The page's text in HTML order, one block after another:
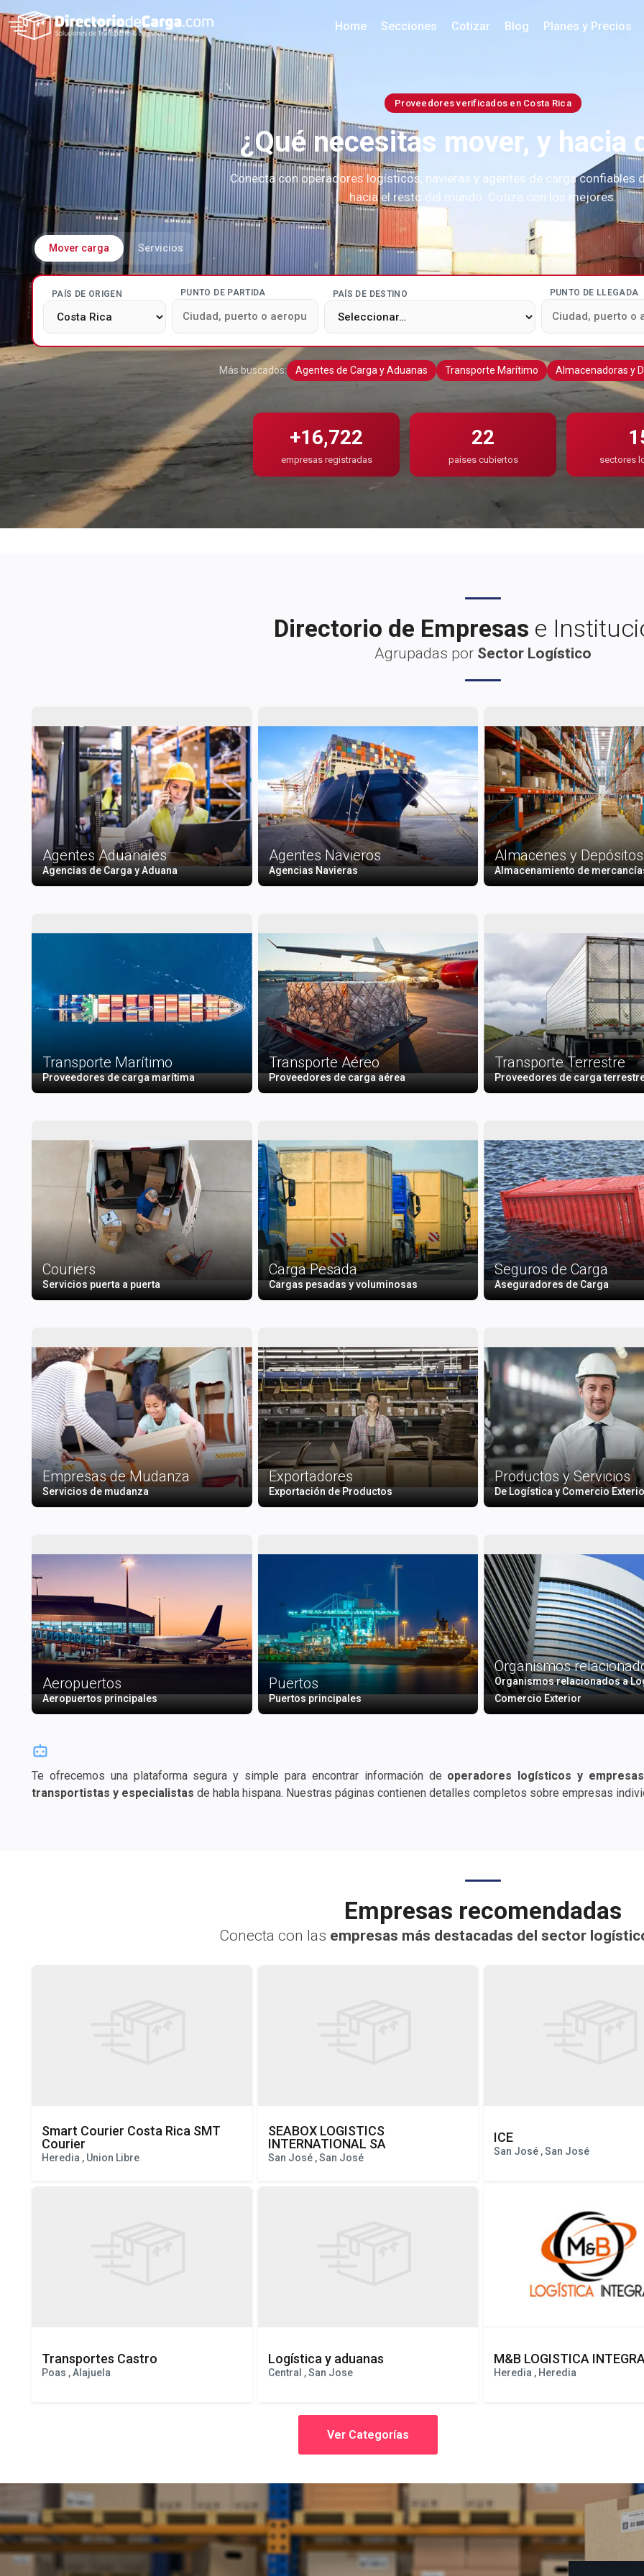
Home Secciones Cotizar Blog Planes y Precios
Proveedores verificados en Costa Rica
¿Qué necesitas mover, y hacia
Conecta con operadores logísticos, navieras y agentes de carga confiables
hacia el resto del mundo. Cotiza con los mejores.
Mover carga Servicios
PAÍS DE ORIGEN PUNTO DE PARTIDA PAÍS DE DESTINO PUNTO DE LLEGADA
Más buscados: Agentes de Carga y Aduanas Transporte Marítimo Almacenadoras y
+16,722
empresas registradas
22
países cubiertos sectores
Directorio de Empresas e
Agrupadas por Sector Logístico
Agentes Aduanales
Agencias de Carga y Aduana
Agentes Navieros
Agencias Navieras
Almacenes y Depósitos
Almacenamiento de
Transporte Marítimo
Proveedores de carga marítima
Transporte Aéreo
Proveedores de carga aérea
Transporte Terrestre
Proveedores de carga
Couriers
Servicios puerta a puerta
Carga Pesada
Cargas pesadas y voluminosas
Seguros de Carga
Aseguradores de Carga
Empresas de Mudanza
Servicios de mudanza
Exportadores
Exportación de Productos
Productos y Servicios
De Logística y Comercio
Aeropuertos
Aeropuertos principales
Puertos
Puertos principales
Organismos
Organismos relacionados a
Comercio Exterior
Te ofrecemos una plataforma segura y simple para encontrar información de operadores logísticos y
transportistas y especialistasde habla hispana. Nuestras páginas contienen detalles completos sobre
Empresas recomendadas
Smart Courier Costa Rica SMT
Courier
SEABOX LOGISTICS
INTERNATIONAL SA
ICE
Transportes Castro Logística y aduanas M&B LOGISTICA
Ver Categorías